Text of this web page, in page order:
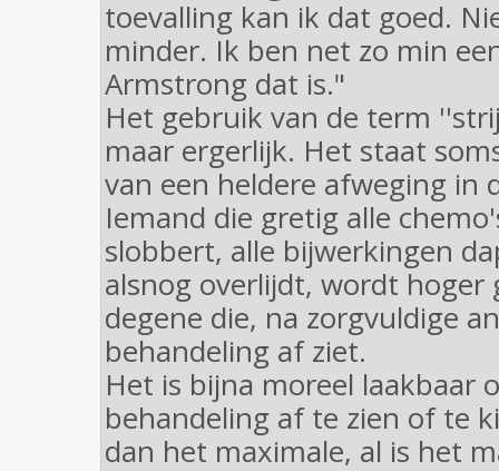
toevalling kan ik dat goed.
minder. Ik ben net zo min
Armstrong dat is."
Het gebruik van de term
maar ergerlijk. Het staat
van een heldere afweging in
Iemand die gretig alle
slobbert, alle bijwerkingen
alsnog overlijdt, wordt hoger
degene die, na zorgvuldige
behandeling af ziet.
Het is bijna moreel laakbaar
behandeling af te zien of te
dan het maximale, al is het